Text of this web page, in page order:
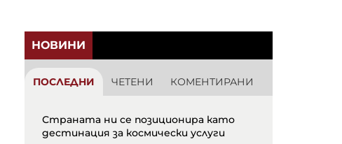
НОВИНИ
ПОСЛЕДНИ ЧЕТЕНИ КОМЕНТИРАНИ
Страната ни се позиционира като
дестинация за космически услуги